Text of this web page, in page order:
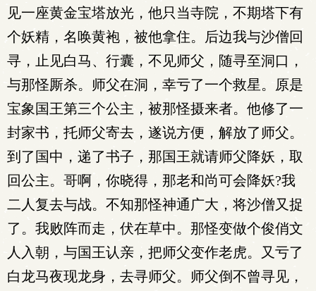
见一座黄金宝塔放光，他只当寺院，不期塔下有
个妖精，名唤黄袍，被他拿住。后边我与沙僧回
寻，止见白马、行囊，不见师父，随寻至洞口，
与那怪厮杀。师父在洞，幸亏了一个救星。原是
宝象国王第三个公主，被那怪摄来者。他修了一
封家书，托师父寄去，遂说方便，解放了师父。
到了国中，递了书子，那国王就请师父降妖，取
回公主。哥啊，你晓得，那老和尚可会降妖?我
二人复去与战。不知那怪神通广大，将沙僧又捉
了。我败阵而走，伏在草中。那怪变做个俊俏文
人入朝，与国王认亲，把师父变作老虎。又亏了
白龙马夜现龙身，去寻师父。师父倒不曾寻见，